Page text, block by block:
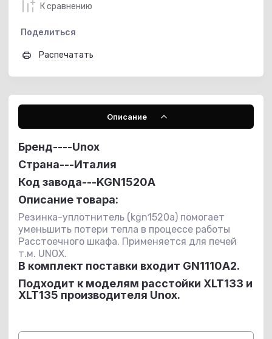
К сравнению
Поделиться
Распечатать
Описание
Бренд----Unox
Страна---Италия
Код завода---KGN1520A
Описание товара:
Резинка-уплотнитель (kgn1520a) помогает
уменьшить потери тепла в процессе работы
Расстоечного шкафа. Применяется для печей
т.м. UNOX.
В комплект поставки входит GN1110A2.
Подходит к моделям расстойки XLT133 и
XLT135 производителя Unox.